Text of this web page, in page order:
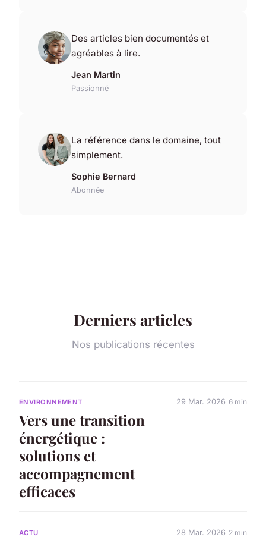
Des articles bien documentés et
agréables à lire.
Jean Martin
Passionné
La référence dans le domaine, tout
simplement.
Sophie Bernard
Abonnée
Derniers articles
Nos publications récentes
ENVIRONNEMENT
Vers une transition
énergétique :
solutions et
accompagnement
efficaces
29 Mar. 2026 6 min
ACTU 28 Mar. 2026 2 min